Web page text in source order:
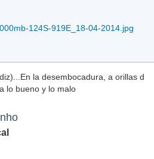
124S-919E_18-04-2014.jpg
la desembocadura, a orillas d
lo bueno y lo malo